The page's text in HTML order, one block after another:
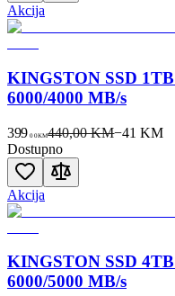
Akcija
KINGSTON SSD
6000/4000 MB/s
399 00KM440,00 KM−41 KM
Dostupno
Akcija
KINGSTON SSD
6000/5000 MB/s